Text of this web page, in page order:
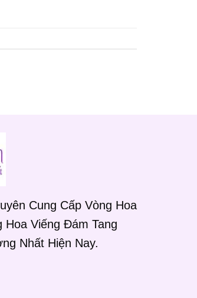
Cung Cấp Vòng Hoa
Hoa Viếng Đám Tang
Nhất Hiện Nay.